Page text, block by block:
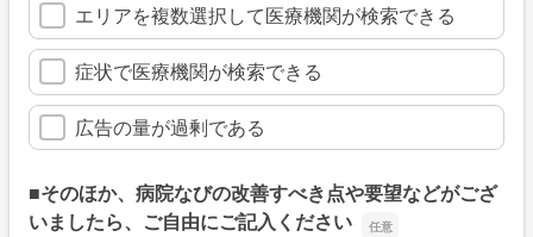
エリアを複数選択して医療機関が検索できる
症状で医療機関が検索できる
広告の量が過剰である
■そのほか、病院なびの改善すべき点や要望などがござ
いましたら、ご自由にご記入ください